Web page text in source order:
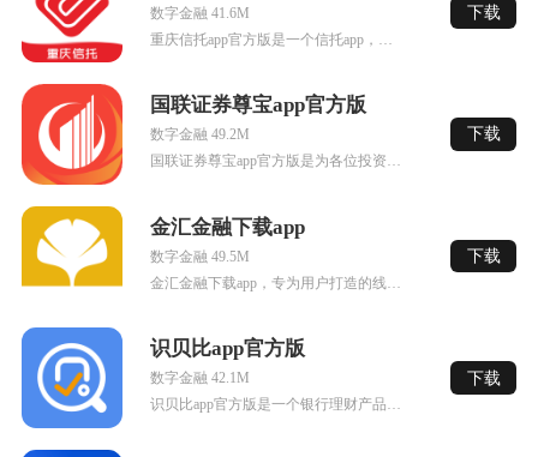
数字金融 41.6M
下载
国联证券尊宝app官方版
数字金融 49.2M
国联证券尊宝app官方版是为各位投资者们准备的专业，正规的理财软件，在国联证券尊宝用户可以在线进行账户的开户，查看最新的证券市场行情，了解金融市场的走向和趋势，在这里还可以跟着行业大牛们学习最专业的理...
下载
金汇金融下载app
数字金融 49.5M
下载
识贝比app官方版
数字金融 42.1M
识贝比app官方版是一个银行理财产品的比价软件，这里有包含了银行的多种理财产品，产品信息一手掌握，可以在app内购买，让你的财富得到增值，需要的小伙伴赶紧来下载试试吧。
下载